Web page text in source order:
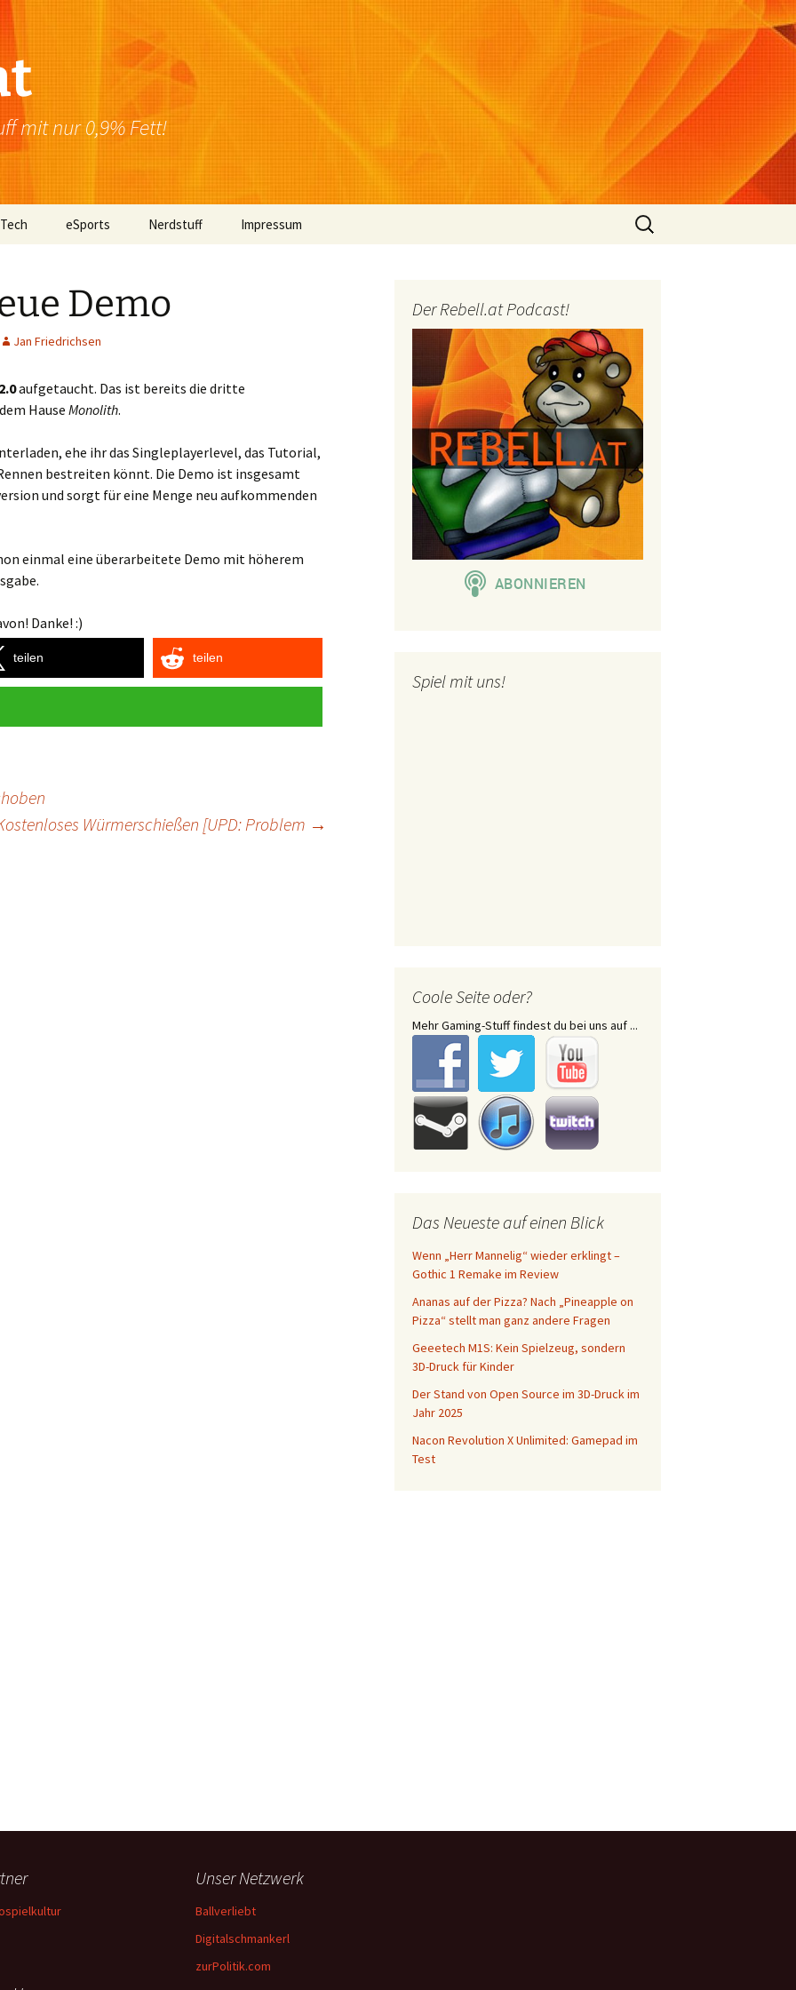
mit nur 0,9% Fett!
Mac OS
Linux
Browser
eSports Nerdstuff Impressum
Suchen
nach:
Demo
Jan Friedrichsen
aufgetaucht. Das ist bereits die dritte
Hause Monolith.
ehe ihr das Singleplayerlevel, das Tutorial,
bestreiten könnt. Die Demo ist insgesamt
und sorgt für eine Menge neu aufkommenden
einmal eine überarbeitete Demo mit höherem
Danke! :)
teilen teilen
Würmerschießen [UPD: Problem →
Der Rebell.at Podcast!
Spiel mit uns!
Coole Seite oder?
Mehr Gaming-Stuff findest du bei uns auf ...
Das Neueste auf einen Blick
Wenn „Herr Mannelig“ wieder erklingt –
Gothic 1 Remake im Review
Ananas auf der Pizza? Nach „Pineapple on
Pizza“ stellt man ganz andere Fragen
Geeetech M1S: Kein Spielzeug, sondern
3D-Druck für Kinder
Der Stand von Open Source im 3D-Druck im
Jahr 2025
Nacon Revolution X Unlimited: Gamepad im
Test
Unser Netzwerk
Ballverliebt
Digitalschmankerl
zurPolitik.com